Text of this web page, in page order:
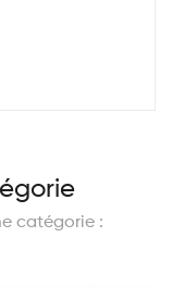
catégorie :